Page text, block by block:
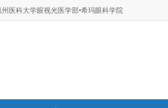
医科大学眼视光医学部•希玛眼科学院